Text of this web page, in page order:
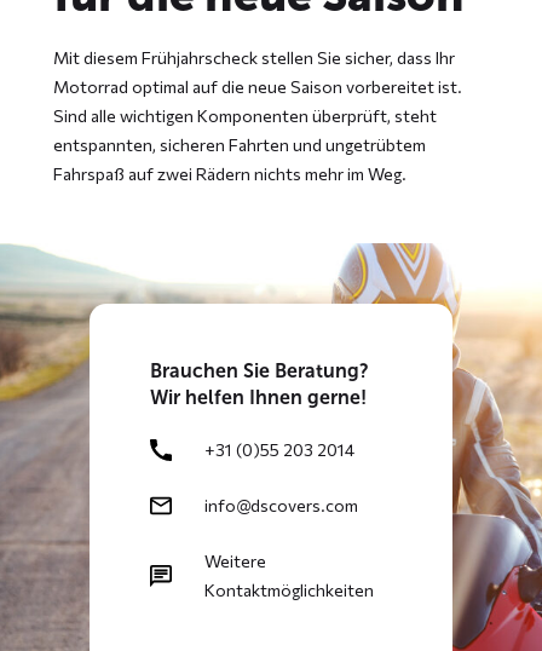
Mit diesem Frühjahrscheck stellen Sie sicher, dass Ihr
Motorrad optimal auf die neue Saison vorbereitet ist.
Sind alle wichtigen Komponenten überprüft, steht
entspannten, sicheren Fahrten und ungetrübtem
Fahrspaß auf zwei Rädern nichts mehr im Weg.
Brauchen Sie Beratung?
Wir helfen Ihnen gerne!
+31 (0)55 203 2014
info@dscovers.com
Weitere
Kontaktmöglichkeiten